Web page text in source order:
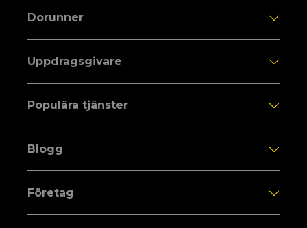
Dorunner
Uppdragsgivare
Populära tjänster
Blogg
Företag